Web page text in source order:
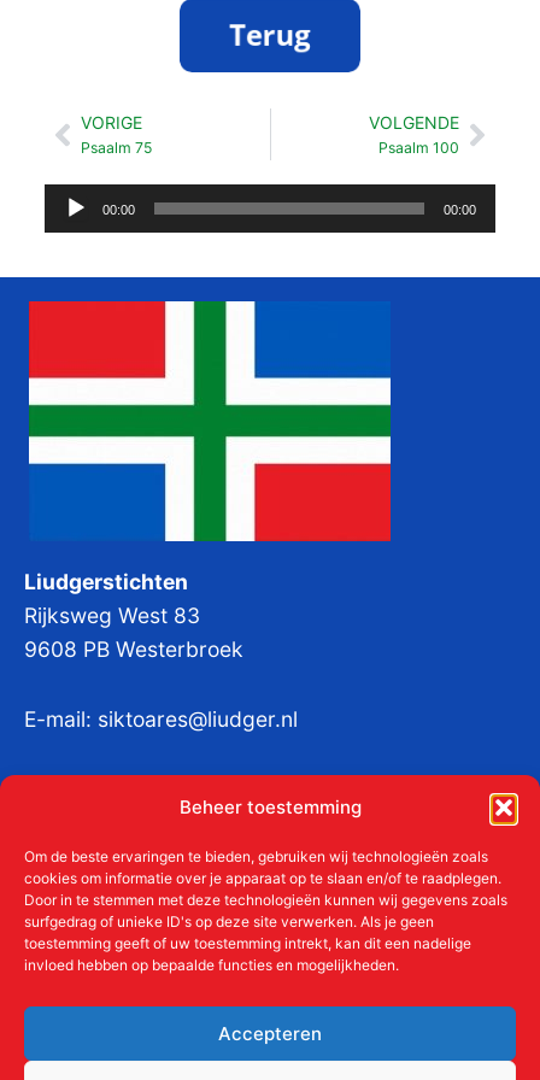
Beheer toestemming
Om de beste ervaringen te bieden, gebruiken wij technologieën zoals
cookies om informatie over je apparaat op te slaan en/of te raadplegen.
Door in te stemmen met deze technologieën kunnen wij gegevens zoals
surfgedrag of unieke ID's op deze site verwerken. Als je geen
toestemming geeft of uw toestemming intrekt, kan dit een nadelige
invloed hebben op bepaalde functies en mogelijkheden.
Accepteren
Vorige
VORIGE
Psaalm 75
VOLGENDE
Psaalm 100
Audiospeler
00:00 00:00
Liudgerstichten
Rijksweg West 83
9608 PB Westerbroek
E-mail: siktoares@liudger.nl
KvKnr:41011712
Meer over de Liudgerstichten
Aanmelden als donateur
ANBI